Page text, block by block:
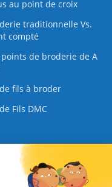
au point de croix
traditionnelle Vs.
compté
points de broderie de A
fils à broder
Fils DMC